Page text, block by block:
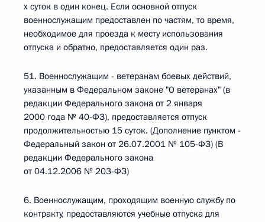
х суток в один конец. Если основной отпуск
военнослужащим предоставлен по частям, то время,
необходимое для проезда к месту использования
отпуска и обратно, предоставляется один раз.
51. Военнослужащим - ветеранам боевых действий,
указанным в Федеральном законе "О ветеранах" (в
редакции Федерального закона от 2 января
2000 года № 40-ФЗ), предоставляется отпуск
продолжительностью 15 суток. (Дополнение пунктом -
Федеральный закон от 26.07.2001 № 105-ФЗ) (В
редакции Федерального закона
от 04.12.2006 № 203-ФЗ)
6. Военнослужащим, проходящим военную службу по
контракту, предоставляются учебные отпуска для